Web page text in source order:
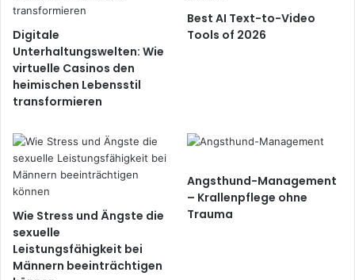
Digitale
Unterhaltungswelten: Wie
virtuelle Casinos den
heimischen Lebensstil
transformieren
Best AI Text-to-Video
Tools of 2026
Wie Stress und Ängste die
sexuelle
Leistungsfähigkeit bei
Männern beeinträchtigen
Angsthund-Management
– Krallenpflege ohne
Trauma